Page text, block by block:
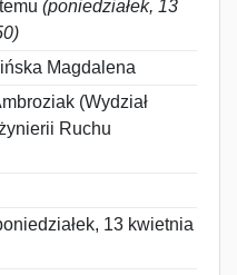
(poniedziałek, 13
Magdalena
(Wydział
Ruchu
13 kwietnia